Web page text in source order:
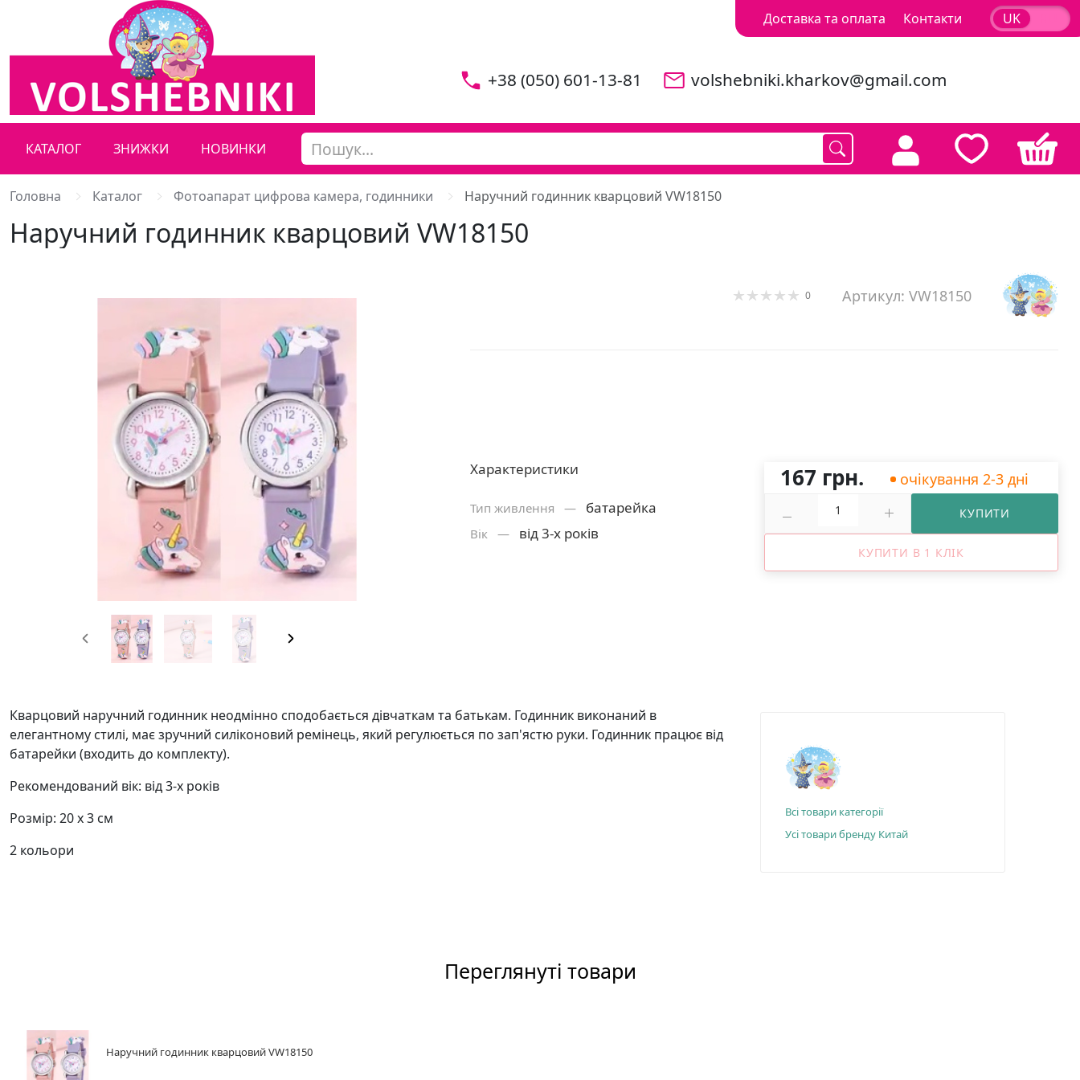
Доставка та оплата Контакти UK
+38 (050) 601-13-81 volshebniki.kharkov@gmail.com
КАТАЛОГ ЗНИЖКИ НОВИНКИ
Головна Каталог Фотоапарат цифрова камера, годинники Наручний годинник кварцовий VW18150
Наручний годинник кварцовий VW18150
0 Артикул: VW18150
Характеристики
Тип живлення — батарейка
Вік — від 3-х років
167 грн. очікування 2-3 дні
КУПИТИ
КУПИТИ В 1 КЛІК
Кварцовий наручний годинник неодмінно сподобається дівчаткам та батькам. Годинник виконаний в
елегантному стилі, має зручний силіконовий ремінець, який регулюється по зап'ястю руки. Годинник працює від
батарейки (входить до комплекту).
Рекомендований вік: від 3-х років
Розмір: 20 х 3 см
2 кольори
Всі товари категорії
Усі товари бренду Китай
Переглянуті товари
Наручний годинник кварцовий VW18150